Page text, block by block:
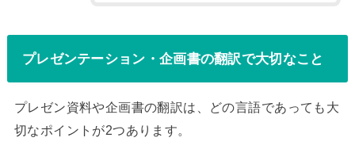
プレゼンテーション・企画書の翻訳で大切なこと
プレゼン資料や企画書の翻訳は、どの言語であっても大
切なポイントが2つあります。